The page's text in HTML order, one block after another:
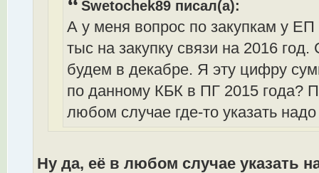
Swetochek89 писал(а):
А у меня вопрос по закупкам у
тыс на закупку связи на 2016
будем в декабре. Я эту цифру
по данному КБК в ПГ 2015 года?
любом случае где-то указать надо
Ну да, её в любом случае указать